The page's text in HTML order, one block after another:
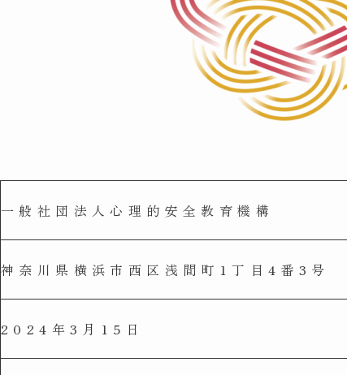
一般社団法人心理的安全教育機構
神奈川県横浜市西区浅間町1丁目4番3号
2024年3月15日